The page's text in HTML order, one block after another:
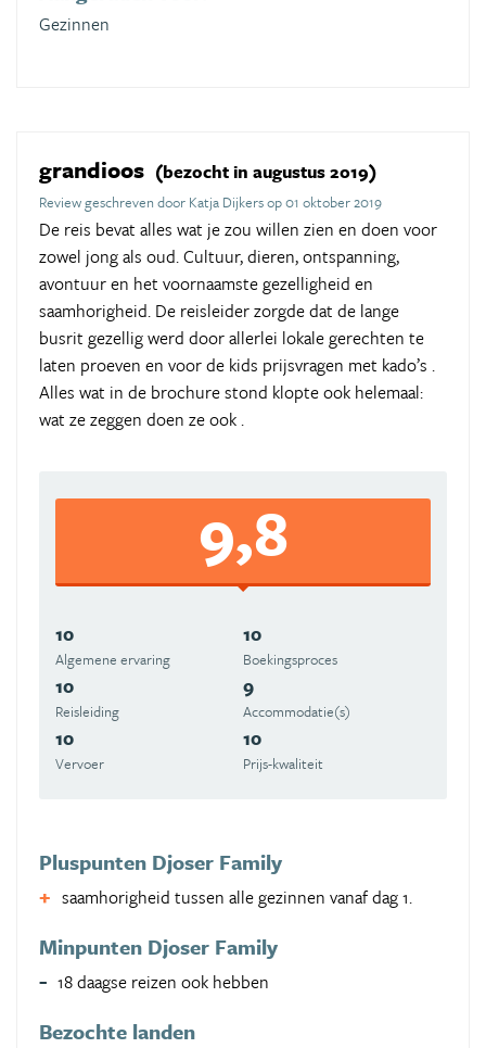
Gezinnen
grandioos (bezocht in augustus 2019)
Review geschreven door Katja Dijkers op 01 oktober 2019
De reis bevat alles wat je zou willen zien en doen voor
zowel jong als oud. Cultuur, dieren, ontspanning,
avontuur en het voornaamste gezelligheid en
saamhorigheid. De reisleider zorgde dat de lange
busrit gezellig werd door allerlei lokale gerechten te
laten proeven en voor de kids prijsvragen met kado’s .
Alles wat in de brochure stond klopte ook helemaal:
wat ze zeggen doen ze ook .
9,8
10
Algemene ervaring
10
Boekingsproces
10
Reisleiding
9
Accommodatie(s)
10
Vervoer
10
Prijs-kwaliteit
Pluspunten Djoser Family
saamhorigheid tussen alle gezinnen vanaf dag 1.
Minpunten Djoser Family
18 daagse reizen ook hebben
Bezochte landen